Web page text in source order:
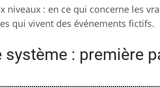
niveaux : en ce qui concerne les
qui vivent des événements fictifs.
système : première